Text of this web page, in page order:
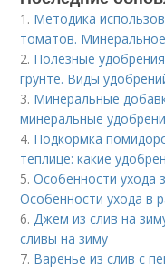
1. Методика
томатов.
2. Полезные
грунте. Виды
3. Минеральные
минеральные
4. Подкормка
теплице: какие
5.Особенности ухода
Особенности ухода в
6.Джем из слив на
сливы на зиму
7. Варенье из слив с